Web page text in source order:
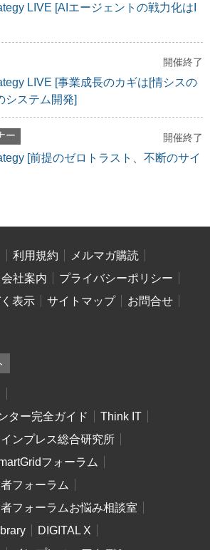
LIVE [AIエージェントの戦力化はI
開催終了
LIVE [事業成長のカギは[情シスの
システム開発]
ー 開催終了
[前提のゼロトラスト、不断のサイ
利用規約
メルマガ購読
会社案内
プライバシーポリシー
表示
サイトマップ
お問合せ
ター完全ガイド
Think IT
インプレス総合研究所
フォーラム
フォーラム
フォーラムお悩み相談室
DIGITAL X